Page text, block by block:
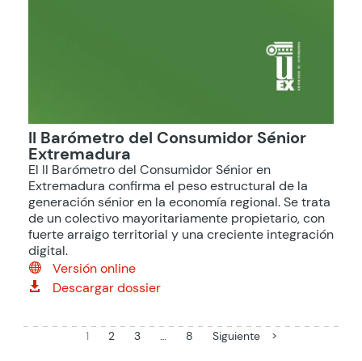
II Barómetro del Consumidor Sénior
Extremadura
El II Barómetro del Consumidor Sénior en
Extremadura confirma el peso estructural de la
generación sénior en la economía regional. Se trata
de un colectivo mayoritariamente propietario, con
fuerte arraigo territorial y una creciente integración
digital.
 Versión online
 Descargar dossier
1 2 3 … 8 Siguiente >